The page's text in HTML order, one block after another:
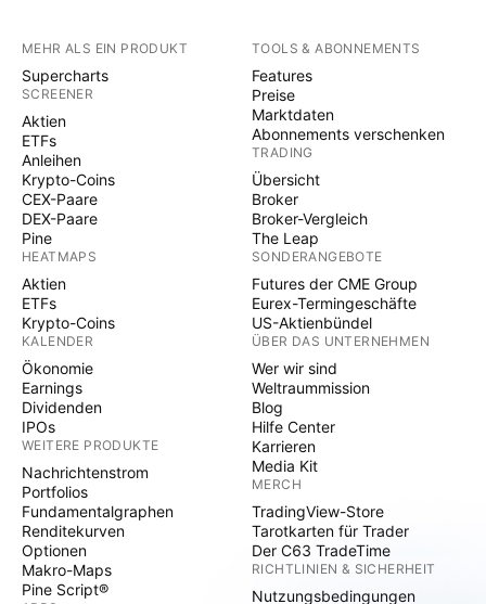
MEHR ALS EIN PRODUKT
Supercharts
SCREENER
Aktien
ETFs
Anleihen
Krypto-Coins
CEX-Paare
DEX-Paare
Pine
HEATMAPS
Aktien
ETFs
Krypto-Coins
KALENDER
Ökonomie
Earnings
Dividenden
IPOs
WEITERE PRODUKTE
Nachrichtenstrom
Portfolios
Fundamentalgraphen
Renditekurven
Optionen
Makro-Maps
Pine Script®
TOOLS & ABONNEMENTS
Features
Preise
Marktdaten
Abonnements verschenken
TRADING
Übersicht
Broker
Broker-Vergleich
The Leap
SONDERANGEBOTE
Futures der CME Group
Eurex-Termingeschäfte
US-Aktienbündel
ÜBER DAS UNTERNEHMEN
Wer wir sind
Weltraummission
Blog
Hilfe Center
Karrieren
Media Kit
MERCH
TradingView-Store
Tarotkarten für Trader
Der C63 TradeTime
RICHTLINIEN & SICHERHEIT
Nutzungsbedingungen